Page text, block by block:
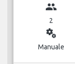
group
2
miscellaneous_services
Manuale